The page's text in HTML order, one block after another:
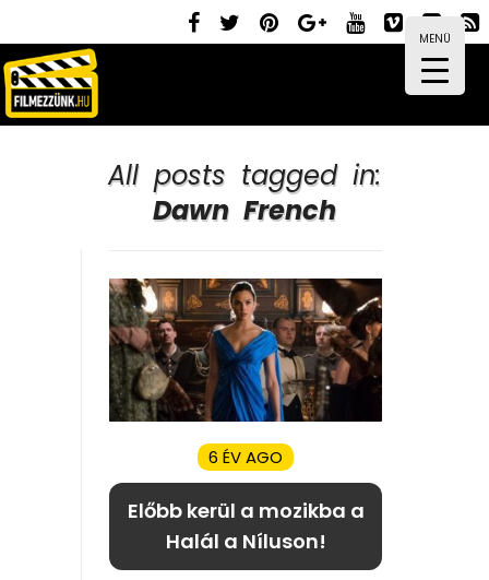
MENÜ
All posts tagged in:
Dawn French
6 ÉV AGO
Előbb kerül a mozikba a
Halál a Níluson!